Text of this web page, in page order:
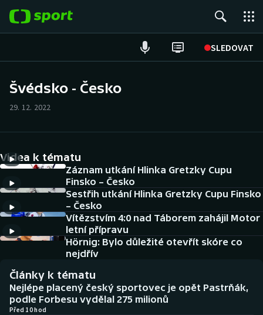
SLEDOVAT
Hokej
Tenis
Atletika
Cyklistika
DALŠÍ SPORTY
Americký fotbal
Baseball a softbal
Basketbal
NEPŘEHLÉDNĚTE
Soutěže
Historické návraty
Švédsko - Česko
29. 12. 2022
Videa k tématu
Záznam utkání Hlinka Gretzky Cupu
Finsko – Česko
Sestřih utkání Hlinka Gretzky Cupu Finsko
– Česko
Vítězstvím 4:0 nad Táborem zahájil Motor
letní přípravu
Hörnig: Bylo důležité otevřít skóre co
nejdřív
Články k tématu
Nejlépe placený český sportovec je opět Pastrňák,
podle Forbesu vydělal 275 milionů
Před 10 hod